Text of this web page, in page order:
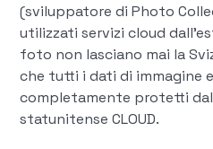
(sviluppatore di Photo
utilizzati servizi cloud
foto non lasciano mai la
che tutti i dati di immagine
completamente protetti
statunitense CLOUD.